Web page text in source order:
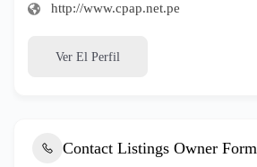
http://www.cpap.net.pe
Ver El Perfil
Contact Listings Owner Form